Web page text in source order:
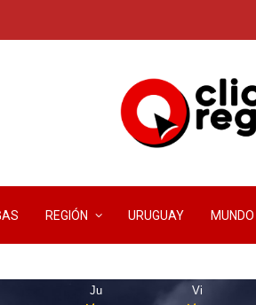
REGIÓN URUGUAY MUNDO
Ju Vi